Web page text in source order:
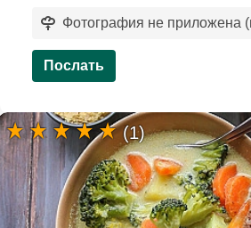
Фотография не приложена
Послать
(1)